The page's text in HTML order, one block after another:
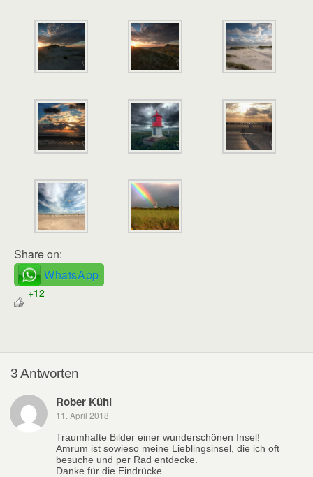
Share on:
WhatsApp
+12
3 Antworten
Rober Kühl
11. April 2018
Traumhafte Bilder einer wunderschönen Insel!
Amrum ist sowieso meine Lieblingsinsel, die ich oft
besuche und per Rad entdecke.
Danke für die Eindrücke